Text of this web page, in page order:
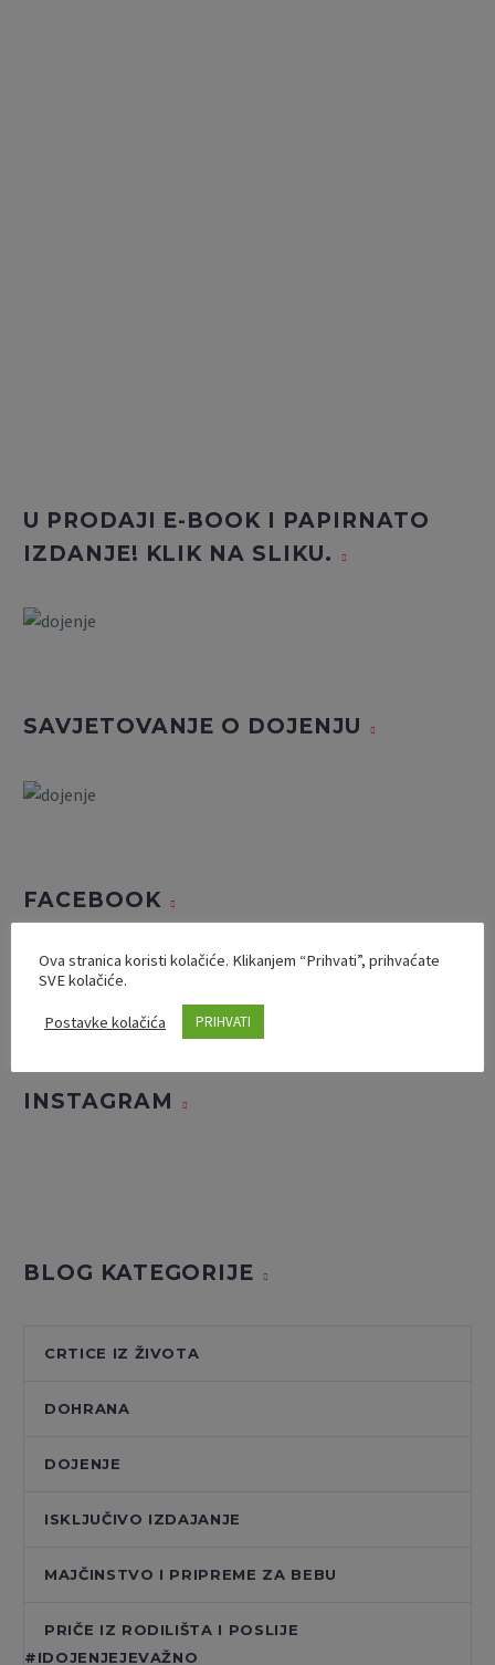
U PRODAJI E-BOOK I PAPIRNATO
IZDANJE! KLIK NA SLIKU.
SAVJETOVANJE O DOJENJU
FACEBOOK
INSTAGRAM
BLOG KATEGORIJE
CRTICE IZ ŽIVOTA
DOHRANA
DOJENJE
ISKLJUČIVO IZDAJANJE
MAJČINSTVO I PRIPREME ZA BEBU
PRIČE IZ RODILIŠTA I POSLIJE
#IDOJENJEJEVAŽNO
Ova stranica koristi kolačiće. Klikanjem “Prihvati”, prihvaćate
SVE kolačiće.
Postavke kolačića PRIHVATI